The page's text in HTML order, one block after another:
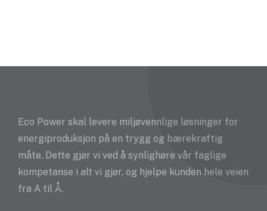
Eco Power skal levere miljøvennlige løsninger for
energiproduksjon på en trygg og bærekraftig
måte. Dette gjør vi ved å synlighøre vår faglige
kompetanse i alt vi gjør, og hjelpe kunden hele veien
fra A til Å.